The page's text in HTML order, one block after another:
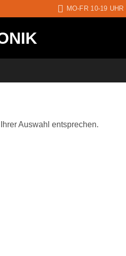
MO-FR 10-19
Auswahl entsprechen.